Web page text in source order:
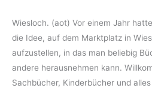
Wiesloch. (aot) Vor einem Jahr
die Idee, auf dem Marktplatz in
aufzustellen, in das man beliebig
andere herausnehmen kann.
Sachbücher, Kinderbücher und